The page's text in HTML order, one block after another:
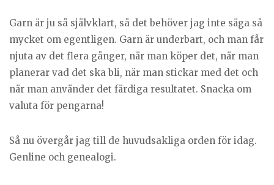
Garn är ju så självklart, så det behöver jag inte säga så
mycket om egentligen. Garn är underbart, och man får
njuta av det flera gånger, när man köper det, när man
planerar vad det ska bli, när man stickar med det och
när man använder det färdiga resultatet. Snacka om
valuta för pengarna!
Så nu övergår jag till de huvudsakliga orden för idag.
Genline och genealogi.